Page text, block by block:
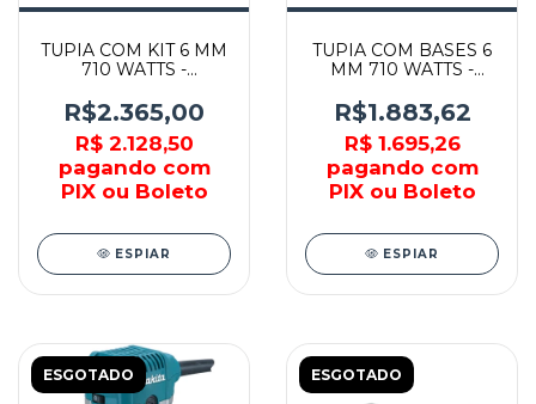
TUPIA COM KIT 6 MM
710 WATTS -
R$2.365,00
R$ 2.128,50
pagando com
PIX ou Boleto
ESPIAR
TUPIA COM BASES 6
MM 710 WATTS -
R$1.883,62
R$ 1.695,26
pagando com
PIX ou Boleto
ESPIAR
ESGOTADO ESGOTADO